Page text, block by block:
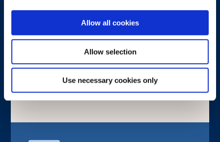
Allow all cookies
Allow selection
Use necessary cookies only